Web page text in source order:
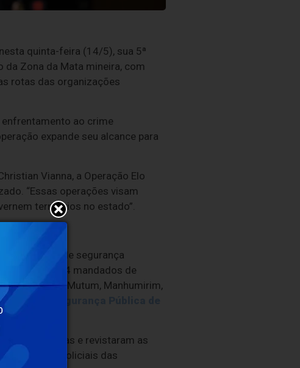
quinta-feira (14/5), sua 5ª
da Zona da Mata mineira, com
rotas das organizações
ao crime
expande seu alcance para
Vianna, a Operação Elo
“Essas operações visam
territórios no estado”.
das forças de segurança
flagrante, 54 mandados de
Matipó, Mutum, Manhumirim,
e Segurança Pública de
e armas e revistaram as
400 policiais das